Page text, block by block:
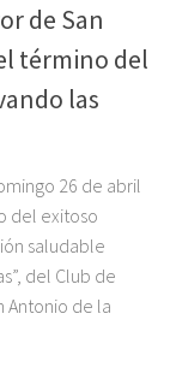
de San
término del
las
26 de abril
del exitoso
saludable
del Club de
Antonio de la